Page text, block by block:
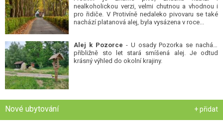
nealkoholickou verzi, velmi chutnou a vhodnou i
pro řidiče. V Protivíně nedaleko pivovaru se také
nachází platanová alej, byla vysázena v roce...
Alej k Pozorce - U osady Pozorka se nachází
přibližně sto let stará smíšená alej. Je odtud
krásný výhled do okolní krajiny.
Nové ubytování + přidat